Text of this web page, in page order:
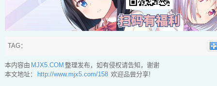
TAG：
本内容由 MJX5.COM 整理发布，如有侵权请告知，谢谢
本文地址：
http://www.mjx5.com/158 欢迎品尝分享!